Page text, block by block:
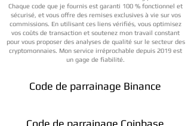
Chaque code que je fournis est garanti 100 % fonctionnel et
sécurisé, et vous offre des remises exclusives à vie sur vos
commissions. En utilisant ces liens vérifiés, vous optimisez
vos coûts de transaction et soutenez mon travail constant
pour vous proposer des analyses de qualité sur le secteur des
cryptomonnaies. Mon service irréprochable depuis 2019 est
un gage de fiabilité.
Code de parrainage Binance
Code de parrainage Coinbase